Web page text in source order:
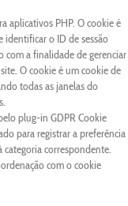
aplicativos PHP. O cookie é
identificar o ID de sessão
com a finalidade de gerenciar
O cookie é um cookie de
todas as janelas do
plug-in GDPR Cookie
para registrar a preferência
categoria correspondente.
com o cookie